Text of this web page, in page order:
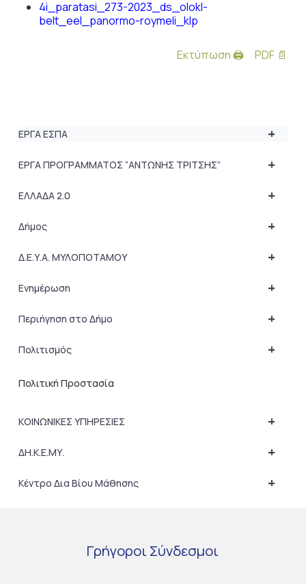
4i_paratasi_273-2023_ds_olokl-
belt_eel_panormo-roymeli_klp
Εκτύπωση 🖨 PDF 📄
+
ΕΡΓΑ ΕΣΠΑ
+
ΕΡΓΑ ΠΡΟΓΡΑΜΜΑΤΟΣ “ΑΝΤΩΝΗΣ ΤΡΙΤΣΗΣ”
+
ΕΛΛΑΔΑ 2.0
+
Δήμος
+
Δ.Ε.Υ.Α. ΜΥΛΟΠΟΤΑΜΟΥ
+
Ενημέρωση
+
Περιήγηση στο Δήμο
+
Πολιτισμός
Πολιτική Προστασία
+
ΚΟΙΝΩΝΙΚΕΣ ΥΠΗΡΕΣΙΕΣ
+
ΔΗ.Κ.Ε.ΜΥ.
+
Κέντρο Δια Βίου Μάθησης
Γρήγοροι Σύνδεσμοι